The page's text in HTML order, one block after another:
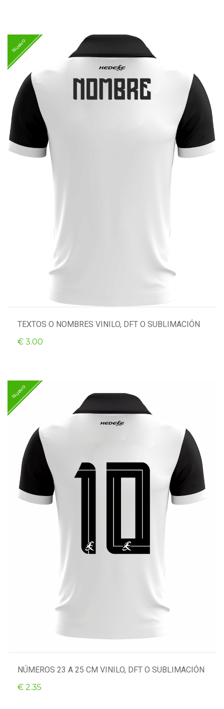
Nuevo
TEXTOS O NOMBRES VINILO, DFT O SUBLIMACIÓN
€ 3.00
Nuevo
NÚMEROS 23 A 25 CM VINILO, DFT O SUBLIMACIÓN
€ 2.35